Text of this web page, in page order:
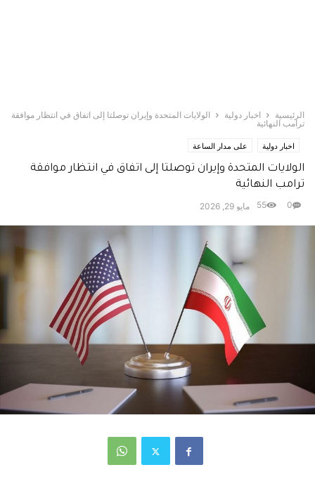
الرئيسية اخبار دولية
الولايات المتحدة وإيران توصلتا إلى اتفاق في انتظار موافقة
ترامب النهائية
اخبار دولية على مدار الساعة
الولايات المتحدة وإيران توصلتا إلى اتفاق في انتظار موافقة
ترامب النهائية
مايو 29, 2026 0
55